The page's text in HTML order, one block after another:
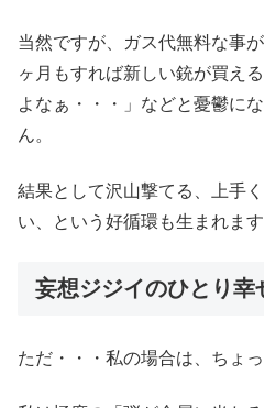
当然ですが、ガス代無料な事
ヶ月もすれば新しい銃が買え
よなぁ・・・」などと憂鬱に
ん。
結果として沢山撃てる、上手
い、という好循環も生まれます
妄想ジジイのひとり幸
ただ・・・私の場合は、ちょっ